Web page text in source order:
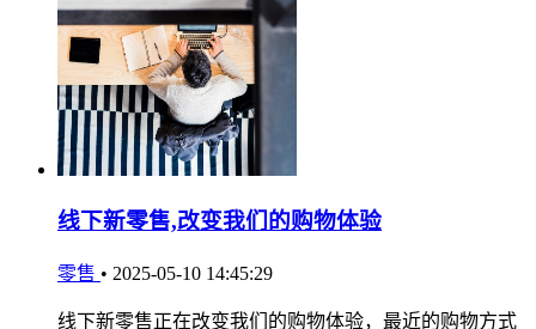
线下新零售,改变我们的购物体验
零售 • 2025-05-10 14:45:29
线下新零售正在改变我们的购物体验，最近的购物方式